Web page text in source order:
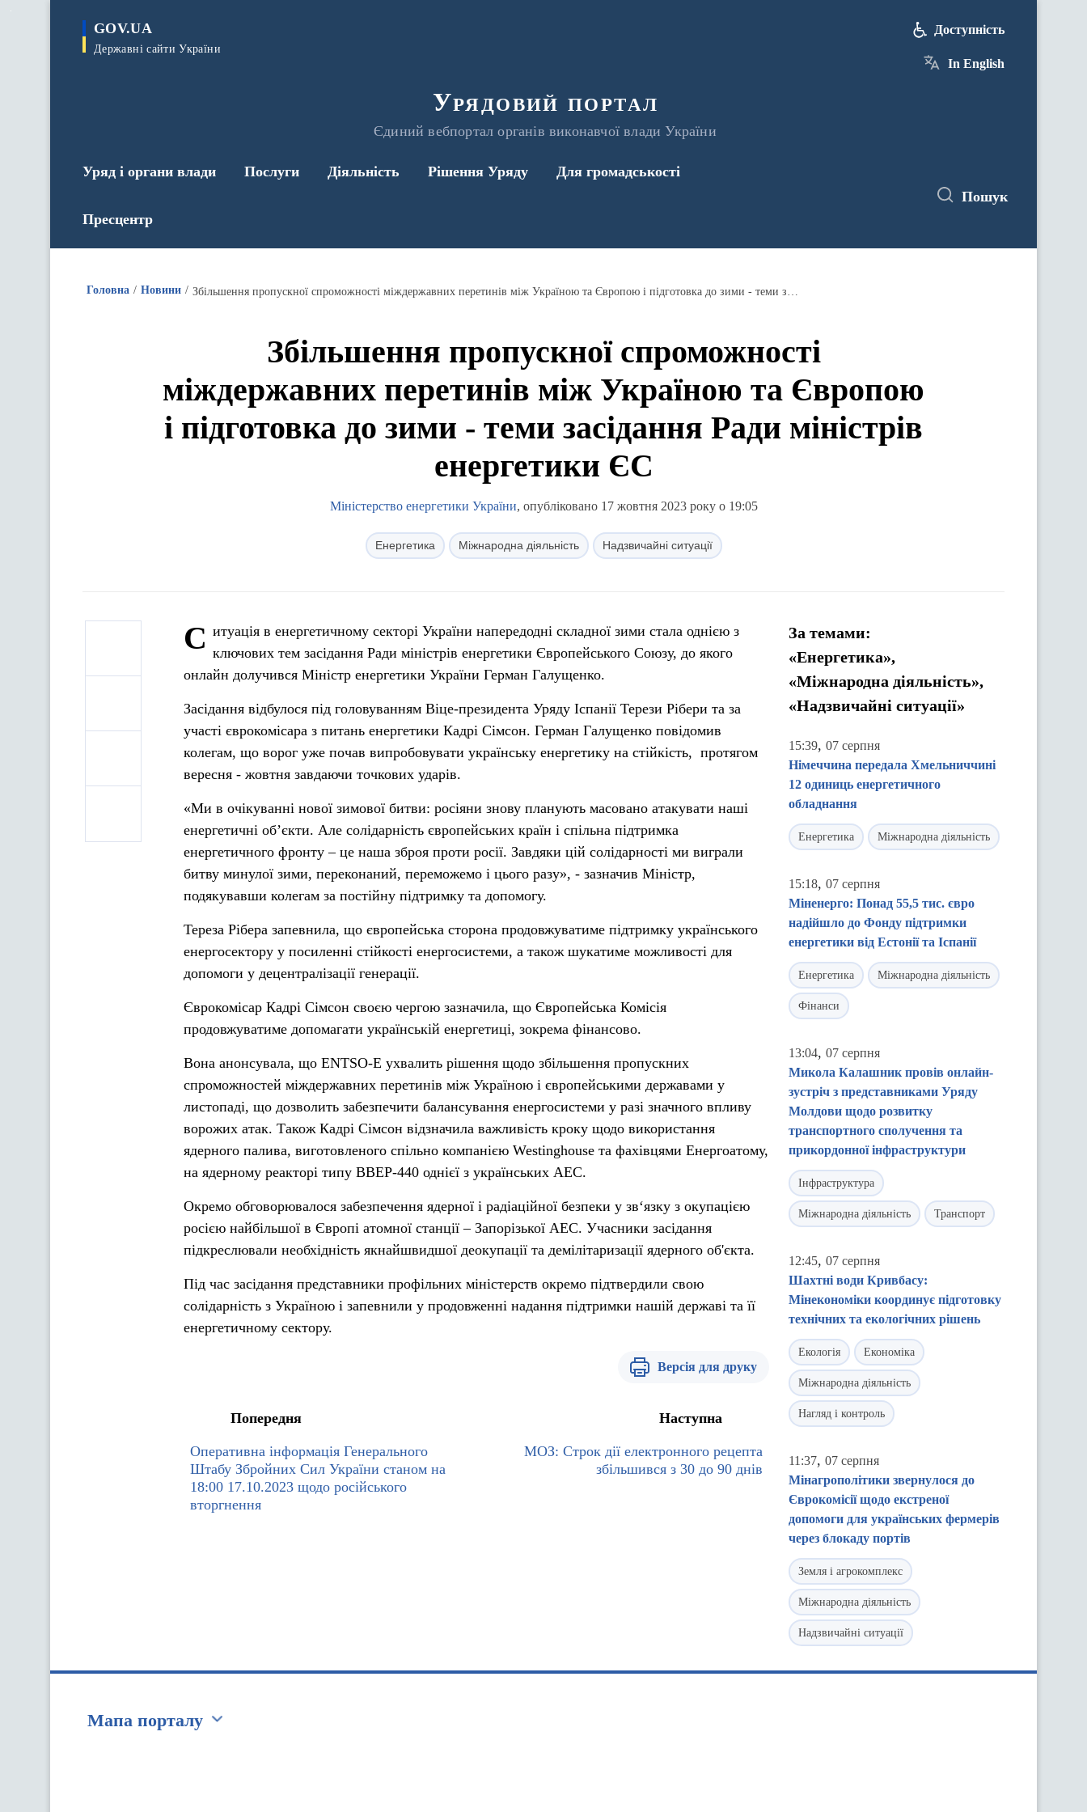
GOV.UA
Державні сайти України
Урядовий портал
Єдиний вебпортал органів виконавчої влади України
Доступність
In English
Уряд і органи влади Послуги Діяльність Рішення Уряду Для громадськості
Пресцентр
Пошук
Головна Новини Збільшення пропускної спроможності міждержавних перетинів між Україною та Європою і підготовка до зими - теми засідання Ради міністрів енергетики ЄС
Збільшення пропускної спроможності
міждержавних перетинів між Україною та Європою
і підготовка до зими - теми засідання Ради міністрів
енергетики ЄС
Міністерство енергетики України, опубліковано 17 жовтня 2023 року о 19:05
Енергетика Міжнародна діяльність Надзвичайні ситуації
С итуація в енергетичному секторі України напередодні складної зими стала однією з
ключових тем засідання Ради міністрів енергетики Європейського Союзу, до якого
онлайн долучився Міністр енергетики України Герман Галущенко.
Засідання відбулося під головуванням Віце-президента Уряду Іспанії Терези Рібери та за
участі єврокомісара з питань енергетики Кадрі Сімсон. Герман Галущенко повідомив
колегам, що ворог уже почав випробовувати українську енергетику на стійкість, протягом
вересня - жовтня завдаючи точкових ударів.
«Ми в очікуванні нової зимової битви: росіяни знову планують масовано атакувати наші
енергетичні об’єкти. Але солідарність європейських країн і спільна підтримка
енергетичного фронту – це наша зброя проти росії. Завдяки цій солідарності ми виграли
битву минулої зими, переконаний, переможемо і цього разу», - зазначив Міністр,
подякувавши колегам за постійну підтримку та допомогу.
Тереза Рібера запевнила, що європейська сторона продовжуватиме підтримку українського
енергосектору у посиленні стійкості енергосистеми, а також шукатиме можливості для
допомоги у децентралізації генерації.
Єврокомісар Кадрі Сімсон своєю чергою зазначила, що Європейська Комісія
продовжуватиме допомагати українській енергетиці, зокрема фінансово.
Вона анонсувала, що ENTSO-E ухвалить рішення щодо збільшення пропускних
спроможностей міждержавних перетинів між Україною і європейськими державами у
листопаді, що дозволить забезпечити балансування енергосистеми у разі значного впливу
ворожих атак. Також Кадрі Сімсон відзначила важливість кроку щодо використання
ядерного палива, виготовленого спільно компанією Westinghouse та фахівцями Енергоатому,
на ядерному реакторі типу ВВЕР-440 однієї з українських АЕС.
Окремо обговорювалося забезпечення ядерної і радіаційної безпеки у зв‘язку з окупацією
росією найбільшої в Європі атомної станції – Запорізької АЕС. Учасники засідання
підкреслювали необхідність якнайшвидшої деокупації та демілітаризації ядерного об'єкта.
Під час засідання представники профільних міністерств окремо підтвердили свою
солідарність з Україною і запевнили у продовженні надання підтримки нашій державі та її
енергетичному сектору.
Версія для друку
Попередня
Оперативна інформація Генерального
Штабу Збройних Сил України станом на
18:00 17.10.2023 щодо російського
вторгнення
Наступна
МОЗ: Строк дії електронного рецепта
збільшився з 30 до 90 днів
За темами:
«Енергетика»,
«Міжнародна діяльність»,
«Надзвичайні ситуації»
15:39, 07 серпня
Німеччина передала Хмельниччині
12 одиниць енергетичного
обладнання
Енергетика Міжнародна діяльність
15:18, 07 серпня
Міненерго: Понад 55,5 тис. євро
надійшло до Фонду підтримки
енергетики від Естонії та Іспанії
Енергетика Міжнародна діяльність
Фінанси
13:04, 07 серпня
Микола Калашник провів онлайн-
зустріч з представниками Уряду
Молдови щодо розвитку
транспортного сполучення та
прикордонної інфраструктури
Інфраструктура
Міжнародна діяльність Транспорт
12:45, 07 серпня
Шахтні води Кривбасу:
Мінекономіки координує підготовку
технічних та екологічних рішень
Екологія Економіка
Міжнародна діяльність
Нагляд і контроль
11:37, 07 серпня
Мінагрополітики звернулося до
Єврокомісії щодо екстреної
допомоги для українських фермерів
через блокаду портів
Земля і агрокомплекс
Міжнародна діяльність
Надзвичайні ситуації
Мапа порталу